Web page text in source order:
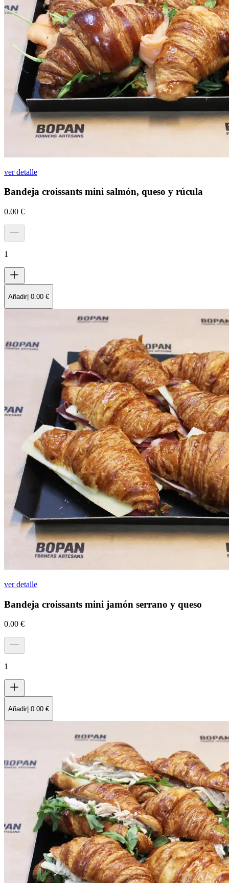
ver detalle
Bandeja croissants mini salmón, queso y rúcula
0.00 €
1
Añadir| 0.00 €
ver detalle
Bandeja croissants mini jamón serrano y queso
0.00 €
1
Añadir| 0.00 €